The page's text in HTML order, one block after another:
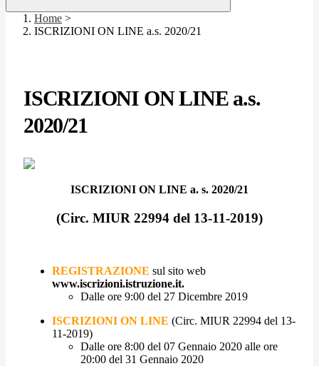
Home >
ISCRIZIONI ON LINE a.s. 2020/21
ISCRIZIONI ON LINE a.s.
2020/21
ISCRIZIONI ON LINE a. s. 2020/21
(Circ. MIUR 22994 del 13-11-2019)
REGISTRAZIONE sul sito web
www.iscrizioni.istruzione.it.
Dalle ore 9:00 del 27 Dicembre 2019
ISCRIZIONI ON LINE (Circ. MIUR 22994 del 13-
11-2019)
Dalle ore 8:00 del 07 Gennaio 2020 alle ore
20:00 del 31 Gennaio 2020